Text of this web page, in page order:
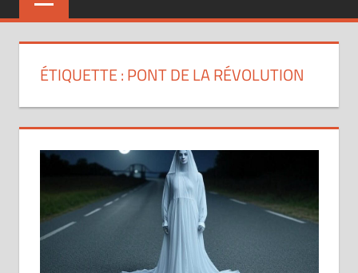
–
ÉTIQUETTE :PONT DE LA RÉVOLUTION